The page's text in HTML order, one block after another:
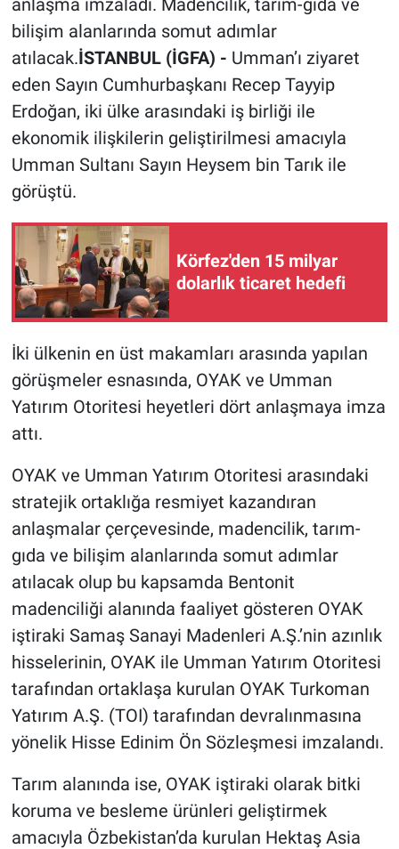
bilişim alanlarında somut adımlar
atılacak.İSTANBUL (İGFA) - Umman’ı ziyaret
eden Sayın Cumhurbaşkanı Recep Tayyip
Erdoğan, iki ülke arasındaki iş birliği ile
ekonomik ilişkilerin geliştirilmesi amacıyla
Umman Sultanı Sayın Heysem bin Tarık ile
görüştü.
Körfez'den 15 milyar
dolarlık ticaret hedefi
İki ülkenin en üst makamları arasında yapılan
görüşmeler esnasında, OYAK ve Umman
Yatırım Otoritesi heyetleri dört anlaşmaya imza
attı.
OYAK ve Umman Yatırım Otoritesi arasındaki
stratejik ortaklığa resmiyet kazandıran
anlaşmalar çerçevesinde, madencilik, tarım-
gıda ve bilişim alanlarında somut adımlar
atılacak olup bu kapsamda Bentonit
madenciliği alanında faaliyet gösteren OYAK
iştiraki Samaş Sanayi Madenleri A.Ş.’nin azınlık
hisselerinin, OYAK ile Umman Yatırım Otoritesi
tarafından ortaklaşa kurulan OYAK Turkoman
Yatırım A.Ş. (TOI) tarafından devralınmasına
yönelik Hisse Edinim Ön Sözleşmesi imzalandı.
Tarım alanında ise, OYAK iştiraki olarak bitki
koruma ve besleme ürünleri geliştirmek
amacıyla Özbekistan’da kurulan Hektaş Asia